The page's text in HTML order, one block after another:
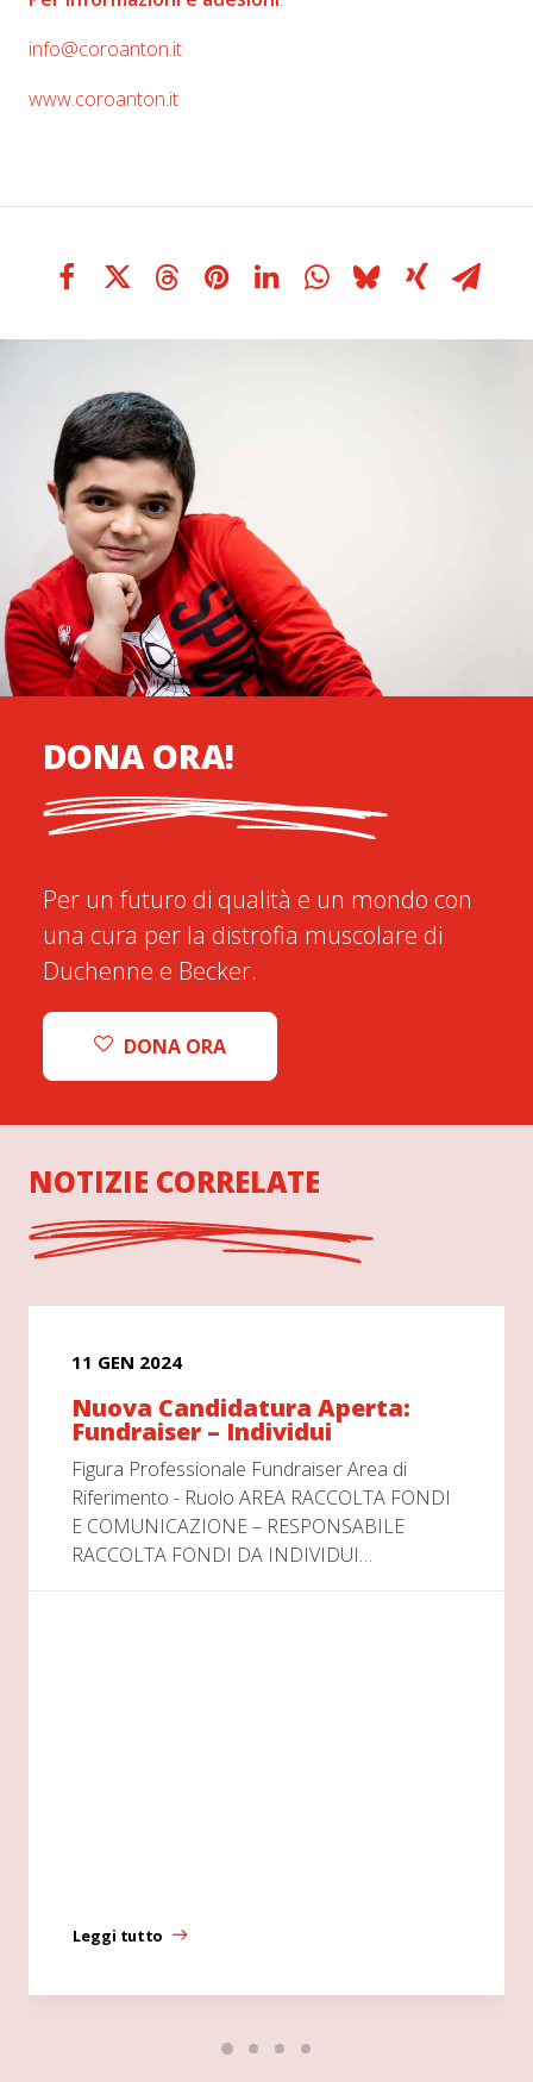
info@coroanton.it
www.coroanton.it
DONA ORA!
Per un futuro di qualità e un mondo con
una cura per la distrofia muscolare di
Duchenne e Becker.
DONA ORA
NOTIZIE CORRELATE
11 GEN 2024
Nuova Candidatura Aperta:
Fundraiser – Individui
Figura Professionale Fundraiser Area di
Riferimento - Ruolo AREA RACCOLTA FONDI
E COMUNICAZIONE – RESPONSABILE
RACCOLTA FONDI DA INDIVIDUI…
Leggi tutto